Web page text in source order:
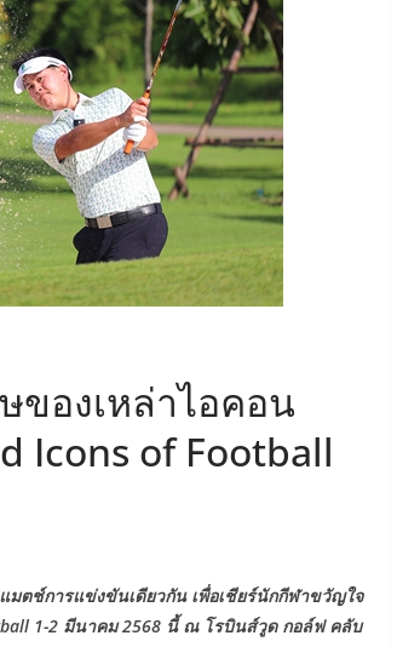
ของเหล่าไอคอน
Icons of Football
ตช์การแข่งขันเดียวกัน เพื่อเชียร์นักกีฬาขวัญใจ
1-2 มีนาคม 2568 นี้ ณ โรบินส์วูด กอล์ฟ คลับ